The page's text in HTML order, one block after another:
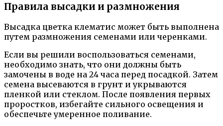
Правила высадки и размножения
Высадка цветка клематис может быть выполнена
путем размножения семенами или черенками.
Если вы решили воспользоваться семенами,
необходимо знать, что они должны быть
замочены в воде на 24 часа перед посадкой. Затем
семена высеваются в грунт и укрываются
пленкой или стеклом. После появления первых
проростков, избегайте сильного освещения и
обеспечьте умеренное поливание.